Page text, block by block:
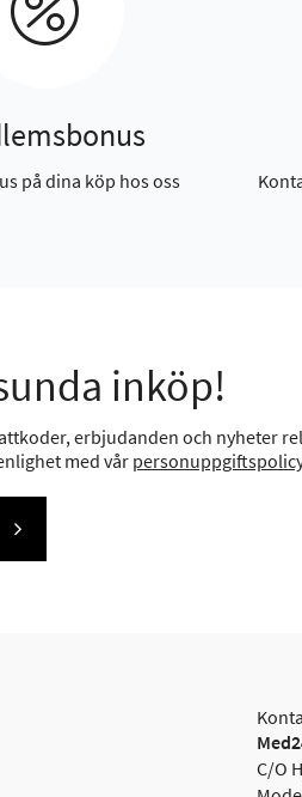
på dina köp hos oss
inköp!
erbjudanden och nyheter
med vår
C/O